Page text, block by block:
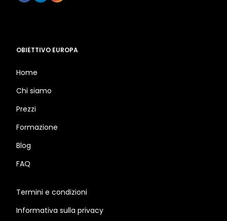
OBIETTIVO EUROPA
Home
Chi siamo
Prezzi
Formazione
Blog
FAQ
Termini e condizioni
Informativa sulla privacy